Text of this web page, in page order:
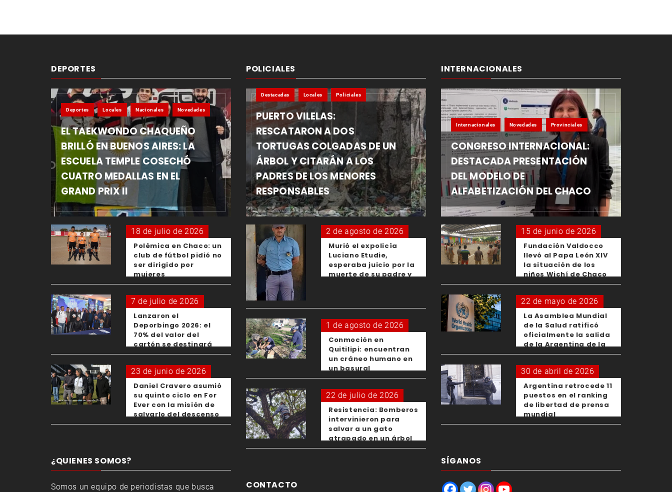
DEPORTES
Deportes Locales Nacionales Novedades
EL TAEKWONDO CHAQUEÑO
BRILLÓ EN BUENOS AIRES: LA
ESCUELA TEMPLE COSECHÓ
CUATRO MEDALLAS EN EL
GRAND PRIX II
18 de julio de 2026
Polémica en Chaco: un
club de fútbol pidió no
ser dirigido por
mujeres
7 de julio de 2026
Lanzaron el
Deporbingo 2026: el
70% del valor del
cartón se destinará
para los clubes
23 de junio de 2026
Daniel Cravero asumió
su quinto ciclo en For
Ever con la misión de
salvarlo del descenso
¿QUIENES SOMOS?
Somos un equipo de periodistas que busca
POLICIALES
Destacadas Locales Policiales
PUERTO VILELAS:
RESCATARON A DOS
TORTUGAS COLGADAS DE UN
ÁRBOL Y CITARÁN A LOS
PADRES DE LOS MENORES
RESPONSABLES
2 de agosto de 2026
Murió el expolicía
Luciano Etudie,
esperaba juicio por la
muerte de su padre y
1 de agosto de 2026
Conmoción en
Quitilipi: encuentran
un cráneo humano en
un basural
22 de julio de 2026
Resistencia: Bomberos
intervinieron para
salvar a un gato
atrapado en un árbol
CONTACTO
INTERNACIONALES
Internacionales Novedades Provinciales
CONGRESO INTERNACIONAL:
DESTACADA PRESENTACIÓN
DEL MODELO DE
ALFABETIZACIÓN DEL CHACO
15 de junio de 2026
Fundación Valdocco
llevó al Papa León XIV
la situación de los
niños Wichí de Chaco
22 de mayo de 2026
La Asamblea Mundial
de la Salud ratificó
oficialmente la salida
de la Argentina de la
OMS
30 de abril de 2026
Argentina retrocede 11
puestos en el ranking
de libertad de prensa
mundial
SÍGANOS